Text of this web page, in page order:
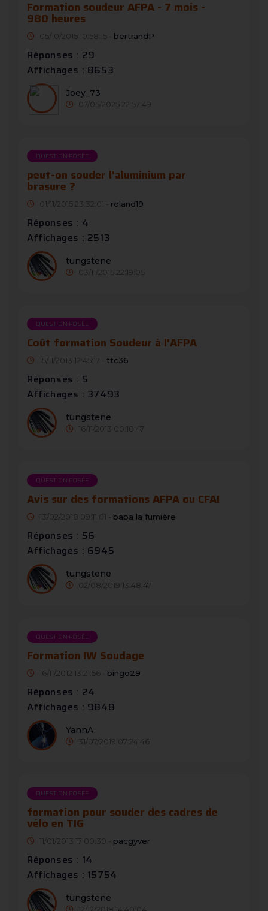
Formation soudeur AFPA - 7 mois -
980 heures
05/10/2015 10:58:15 - bertrandP
Réponses : 29
Affichages : 8653
Joey_73
07/05/2025 22:57:49
QUESTION POSÉE
peut-on souder l'aluminium par
brasure ?
01/11/2015 23:32:01 - roland19
Réponses : 4
Affichages : 2513
tungstene
03/11/2015 22:19:05
QUESTION POSÉE
Coût formation Soudeur à l'AFPA
15/11/2013 12:45:17 - ttc36
Réponses : 5
Affichages : 37493
tungstene
16/11/2013 00:18:47
QUESTION POSÉE
Avis sur des formations AFPA ou CFAI
13/02/2018 09:11:01 - baba la fumière
Réponses : 56
Affichages : 6945
tungstene
02/08/2019 13:48:47
QUESTION POSÉE
Formation IW Soudage
16/11/2012 13:21:56 - bingo29
Réponses : 24
Affichages : 9848
YannA
31/07/2019 07:24:46
QUESTION POSÉE
formation pour souder des cadres de
vélo en TIG
11/01/2013 17:00:30 - pacgyver
Réponses : 14
Affichages : 15754
tungstene